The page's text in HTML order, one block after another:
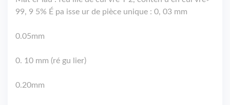
99, 9 5% É pa isse ur de pièce unique : 0, 03 mm
0.05mm
0. 10 mm (ré gu lier)
0.20mm